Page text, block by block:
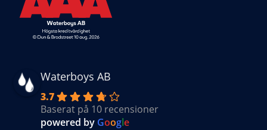
Waterboys AB
3.7
Baserat på 10 recensioner
powered by Google